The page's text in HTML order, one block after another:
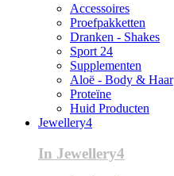
Accessoires
Proefpakketten
Dranken - Shakes
Sport 24
Supplementen
Aloë - Body & Haar
Proteïne
Huid Producten
Jewellery4
In Jewellery4